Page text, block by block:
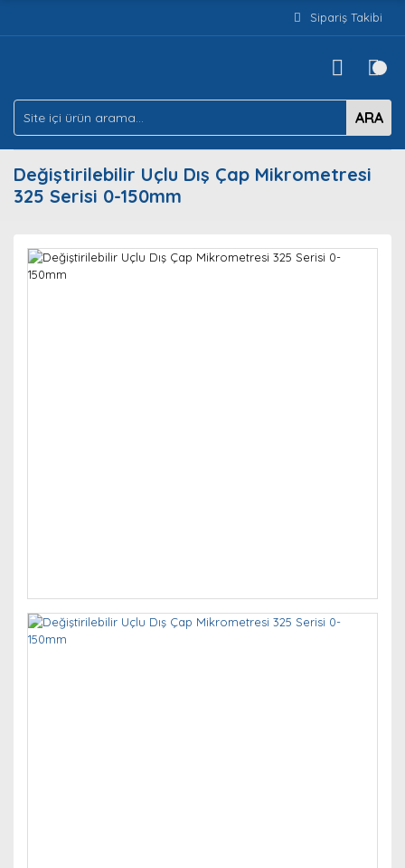
Sipariş Takibi
ARA
Değiştirilebilir Uçlu Dış Çap Mikrometresi
325 Serisi 0-150mm